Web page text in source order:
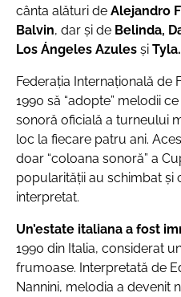
cânta alături de Alejandro
Balvin, dar şi de Belinda,
Los Ángeles Azules şi Tyla.
Federaţia Internaţională de
1990 să “adopte” melodii
sonoră oficială a turneului
loc la fiecare patru ani.
doar “coloana sonoră” a
popularităţii au schimbat şi
interpretat.
Un’estate italiana a fost
1990 din Italia, considerat
frumoase. Interpretată de
Nannini, melodia a devenit